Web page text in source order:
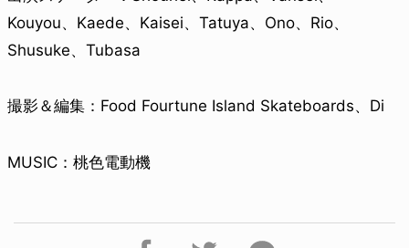
Kouyou、Kaede、Kaisei、Tatuya、Ono、Rio、
Shusuke、Tubasa
撮影＆編集：Food Fourtune Island Skateboards、Di
MUSIC：桃色電動機